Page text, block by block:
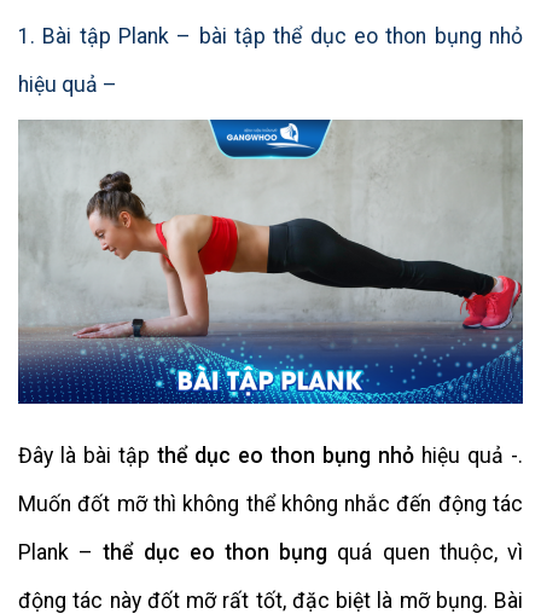
1. Bài tập Plank – bài tập thể dục eo thon bụng nhỏ
hiệu quả –
Đây là bài tập thể dục eo thon bụng nhỏ hiệu quả -.
Muốn đốt mỡ thì không thể không nhắc đến động tác
Plank –thể dục eo thon bụng quá quen thuộc, vì
động tác này đốt mỡ rất tốt, đặc biệt là mỡ bụng. Bài